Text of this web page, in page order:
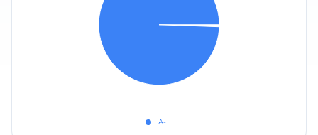
LA-